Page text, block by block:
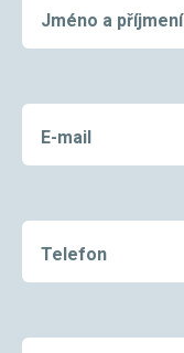
Jméno a příjmení
E-mail
Telefon